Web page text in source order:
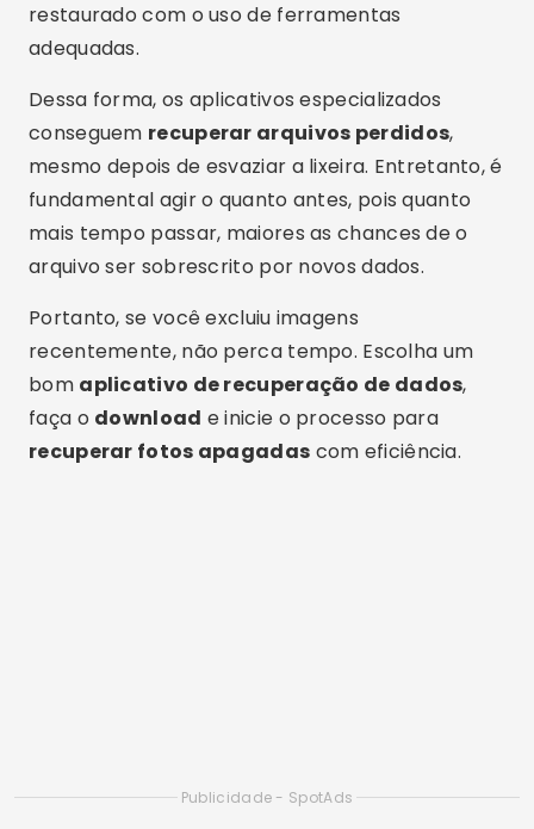
restaurado com o uso de ferramentas
adequadas.
Dessa forma, os aplicativos especializados
conseguem recuperar arquivos perdidos,
mesmo depois de esvaziar a lixeira. Entretanto, é
fundamental agir o quanto antes, pois quanto
mais tempo passar, maiores as chances de o
arquivo ser sobrescrito por novos dados.
Portanto, se você excluiu imagens
recentemente, não perca tempo. Escolha um
bom aplicativo de recuperação de dados,
faça o download e inicie o processo para
recuperar fotos apagadas com eficiência.
quando se fala emrecuperar fotos apagadas.